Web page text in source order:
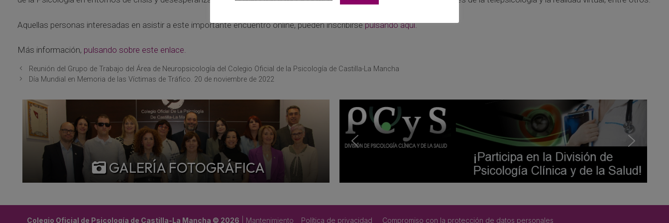
Aquellas personas interesadas en asistir a este importante encuentro online, pueden inscribirsepulsando aquí.
Más información, pulsando sobre este enlace.
Reunión del Grupo de Trabajo del Área de Neuropsicología del Colegio Oficial de la Psicología de Castilla-La Mancha
Día Mundial en Memoria de las Víctimas de Tráfico. 20 de noviembre de 2022
GALERÍA FOTOGRÁFICA
Política de privacidad Compromiso con la protección de datos personales
Colegio Oficial de Psicología de Castilla-La Mancha © 2026 | Mantenimiento